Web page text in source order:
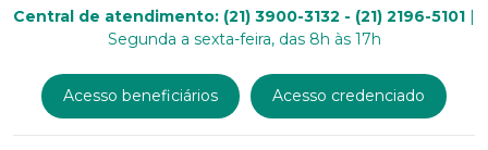
Central de atendimento: (21) 3900-3132 - (21) 2196-5101 |
Segunda a sexta-feira, das 8h às 17h
Acesso beneficiários Acesso credenciado